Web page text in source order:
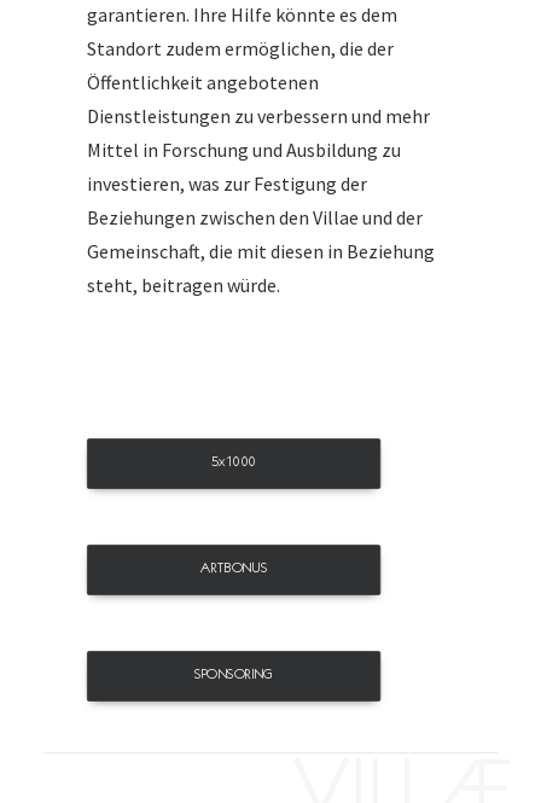
garantieren. Ihre Hilfe könnte es dem
Standort zudem ermöglichen, die der
Öffentlichkeit angebotenen
Dienstleistungen zu verbessern und mehr
Mittel in Forschung und Ausbildung zu
investieren, was zur Festigung der
Beziehungen zwischen den Villae und der
Gemeinschaft, die mit diesen in Beziehung
steht, beitragen würde.
5x1000
ARTBONUS
SPONSORING